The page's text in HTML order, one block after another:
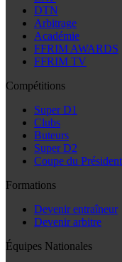
DTN
Arbitrage
Académie
FFRIM AWARDS
FFRIM TV
Compétitions
Super D1
Clubs
Buteurs
Super D2
Coupe du Président
Formations
Devenir entraîneur
Devenir arbitre
Équipes Nationales